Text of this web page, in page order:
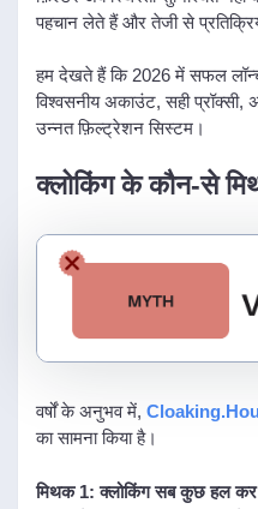
पहचान लेते हैं और तेजी से
हम देखते हैं कि 2026 में सफल
विश्वसनीय अकाउंट, सही
उन्नत फ़िल्ट्रेशन सिस्टम।
क्लोकिंग के कौन-से
वर्षों के अनुभव में,
का सामना किया है।
मिथक 1: क्लोकिंग सब कुछ हल कर